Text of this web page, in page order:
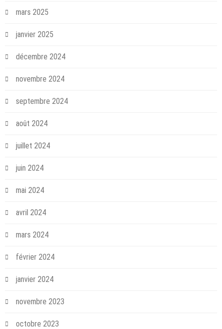
mars 2025
janvier 2025
décembre 2024
novembre 2024
septembre 2024
août 2024
juillet 2024
juin 2024
mai 2024
avril 2024
mars 2024
février 2024
janvier 2024
novembre 2023
octobre 2023